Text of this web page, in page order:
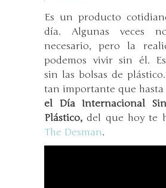
Es un producto
día. Algunas veces
necesario, pero la
podemos vivir sin él.
sin las bolsas de
tan importante que hasta
el Día Internacional
Plástico,del que hoy te
The Desman.